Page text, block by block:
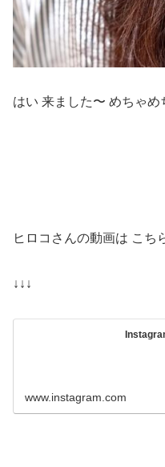
はい 来ました〜 めちゃめ
ヒロコさんの動画は こち
↓↓↓
www.instagram.com